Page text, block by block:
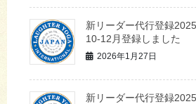
新リーダー代行登録
10-12月登録しました
2026年1月27日
新リーダー代行登録